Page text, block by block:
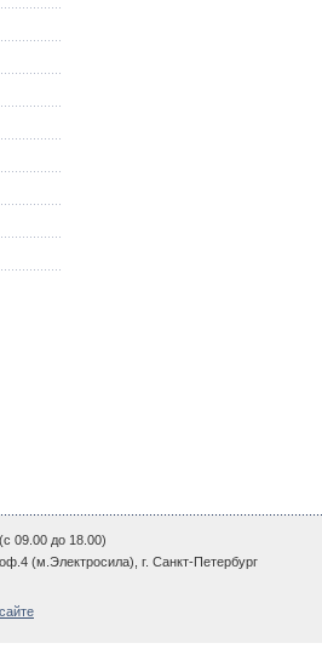
(c 09.00 до 18.00)
(м.Электросила), г. Санкт-Петербург